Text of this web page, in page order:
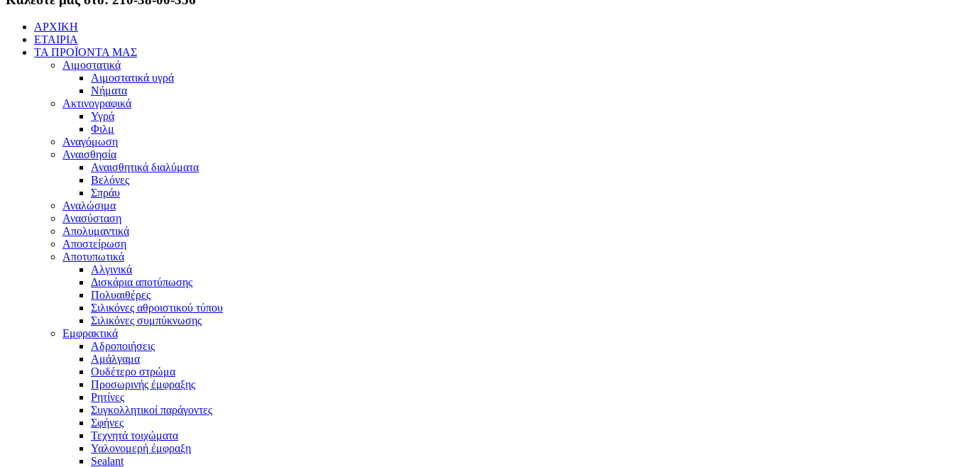
ΑΡΧΙΚΗ
ΕΤΑΙΡΙΑ
ΤΑ ΠΡΟΪΟΝΤΑ ΜΑΣ
Αιμοστατικά
Αιμοστατικά υγρά
Νήματα
Ακτινογραφικά
Υγρά
Φιλμ
Αναγόμωση
Αναισθησία
Αναισθητικά διαλύματα
Βελόνες
Σπράυ
Αναλώσιμα
Ανασύσταση
Απολυμαντικά
Αποστείρωση
Αποτυπωτικά
Αλγινικά
Δισκάρια αποτύπωσης
Πολυαιθέρες
Σιλικόνες αθροιστικού τύπου
Σιλικόνες συμπύκνωσης
Εμφρακτικά
Αδροποιήσεις
Αμάλγαμα
Ουδέτερο στρώμα
Προσωρινής έμφραξης
Ρητίνες
Συγκολλητικοί παράγοντες
Σφήνες
Τεχνητά τοιχώματα
Υαλονομερή έμφραξη
Sealant